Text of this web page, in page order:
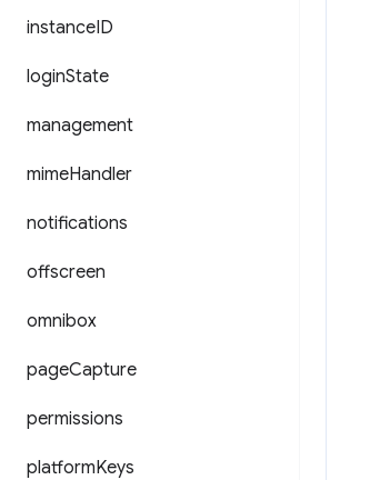
instanceID
loginState
management
mimeHandler
notifications
offscreen
omnibox
pageCapture
permissions
platformKeys